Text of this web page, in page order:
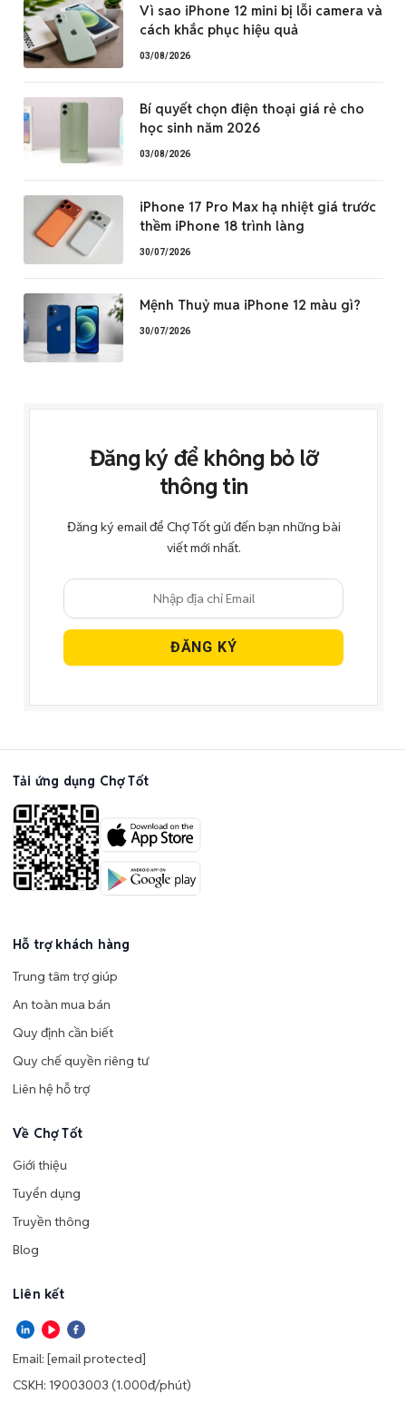
Vì sao iPhone 12 mini bị lỗi camera và
cách khắc phục hiệu quả
03/08/2026
Bí quyết chọn điện thoại giá rẻ cho
học sinh năm 2026
03/08/2026
iPhone 17 Pro Max hạ nhiệt giá trước
thềm iPhone 18 trình làng
30/07/2026
Mệnh Thuỷ mua iPhone 12 màu gì?
30/07/2026
Đăng ký để không bỏ lỡ
thông tin
Đăng ký email để Chợ Tốt gửi đến bạn những bài
viết mới nhất.
Tải ứng dụng Chợ Tốt
Hỗ trợ khách hàng
Trung tâm trợ giúp
An toàn mua bán
Quy định cần biết
Quy chế quyền riêng tư
Liên hệ hỗ trợ
Về Chợ Tốt
Giới thiệu
Tuyển dụng
Truyền thông
Blog
Liên kết
Email: [email protected]
CSKH: 19003003 (1.000đ/phút)